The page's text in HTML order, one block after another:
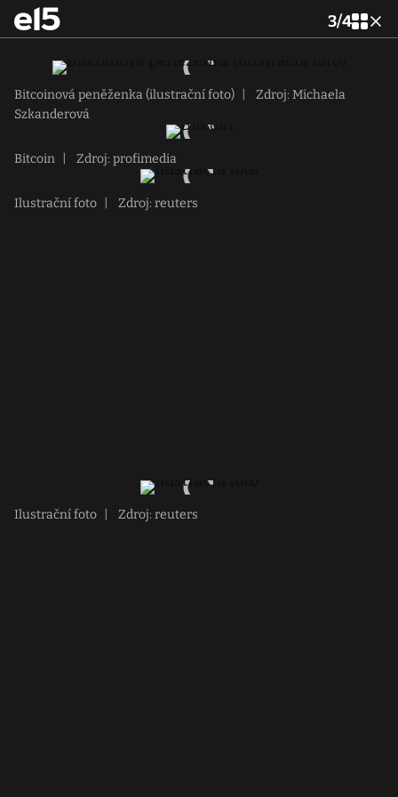
3/4
Bitcoinová peněženka (ilustrační foto)
Zdroj: Michaela
Szkanderová
Bitcoin Zdroj: profimedia
Ilustrační foto Zdroj: reuters
Ilustrační foto Zdroj: reuters